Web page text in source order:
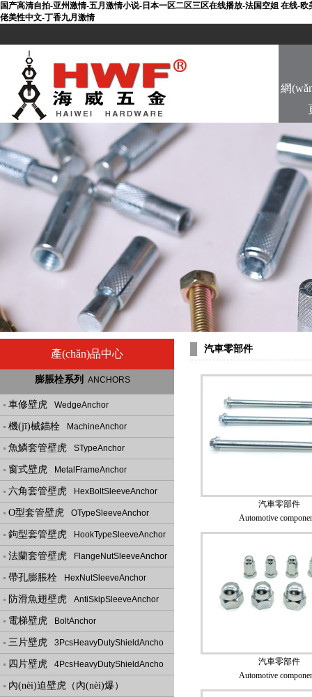
国产高清自拍-亚州激情-五月激情小说-日本一区二区三区在线播放-法国空姐 在线-
佬美性中文-丁香九月激情
網
產(chǎn)品中心
膨脹栓系列 ANCHORS
車修壁虎 WedgeAnchor
機(jī)械錨栓 MachineAnchor
魚鱗套管壁虎 STypeAnchor
窗式壁虎 MetalFrameAnchor
六角套管壁虎 HexBoltSleeveAnchor
O型套管壁虎 OTypeSleeveAnchor
鉤型套管壁虎 HookTypeSleeveAnchor
法蘭套管壁虎 FlangeNutSleeveAnchor
帶孔膨脹栓 HexNutSleeveAnchor
防滑魚翅壁虎 AntiSkipSleeveAnchor
電梯壁虎 BoltAnchor
三片壁虎 3PcsHeavyDutyShieldAncho
四片壁虎 4PcsHeavyDutyShieldAncho
內(nèi)迫壁虎（內(nèi)爆）
汽車零部件
汽車零部件
Automotive
汽車零部件
Automotive